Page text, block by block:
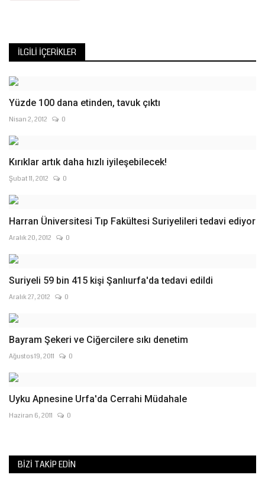
İLGILI İÇERIKLER
Yüzde 100 dana etinden, tavuk çıktı
Nisan 2, 2012 0
Kırıklar artık daha hızlı iyileşebilecek!
Şubat 11, 2012 0
Harran Üniversitesi Tıp Fakültesi Suriyelileri tedavi ediyor
Aralık 20, 2012 0
Suriyeli 59 bin 415 kişi Şanlıurfa'da tedavi edildi
Aralık 27, 2012 0
Bayram Şekeri ve Ciğercilere sıkı denetim
Ağustos 19, 2011 0
Uyku Apnesine Urfa'da Cerrahi Müdahale
Haziran 6, 2011 0
BIZI TAKIP EDIN